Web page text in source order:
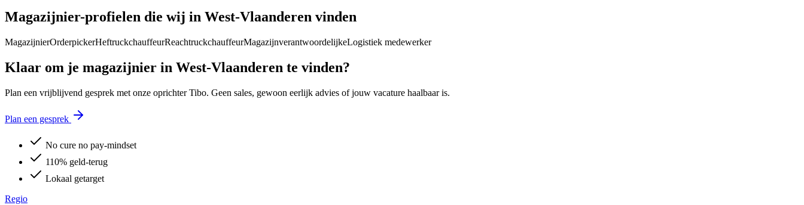
Magazijnier-profielen die wij in West-Vlaanderen vinden
MagazijnierOrderpickerHeftruckchauffeurReachtruckchauffeurMagazijnverantwoordelijkeLogistiek medewerker
Klaar om je magazijnier in West-Vlaanderen te vinden?
Plan een vrijblijvend gesprek met onze oprichter Tibo. Geen sales, gewoon eerlijk advies of jouw vacature haalbaar is.
Plan een gesprek
No cure no pay-mindset
110% geld-terug
Lokaal getarget
Regio